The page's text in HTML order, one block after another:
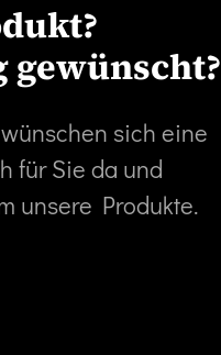
gewünscht?
sich eine
für Sie da und
unsere Produkte.